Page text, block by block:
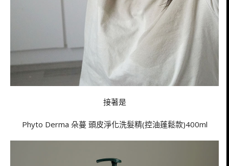
接著是
Phyto Derma 朵蔓 頭皮淨化洗髮精(控油蓬鬆款)400ml